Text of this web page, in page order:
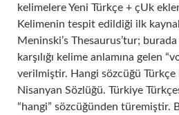
kelimelere Yeni Türkçe + çUk
Kelimenin tespit edildiği ilk
Meninski’s Thesaurus’tur;
karşılığı kelime anlamına gelen
verilmiştir. Hangi sözcüğü Türkçe
Nisanyan Sözlüğü. Türkiye
“hangi” sözcüğünden türemiştir.